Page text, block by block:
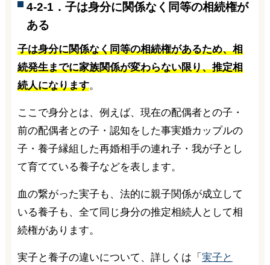
4-2-1．子は身分に関係なく同等の相続権が
ある
子は身分に関係なく同等の相続権があるため、相
続発生までに家族関係が変わらない限り、推定相
続人になります。
ここで身分とは、例えば、現在の配偶者との子・
前の配偶者との子・認知をした事実婚カップルの
子・養子縁組した再婚相手の連れ子・我が子とし
て育てている養子などを表します。
血の繋がった実子も、法的に親子関係が成立して
いる養子も、全て同じ身分の推定相続人として相
続権があります。
実子と養子の違いについて、詳しくは「 実子と